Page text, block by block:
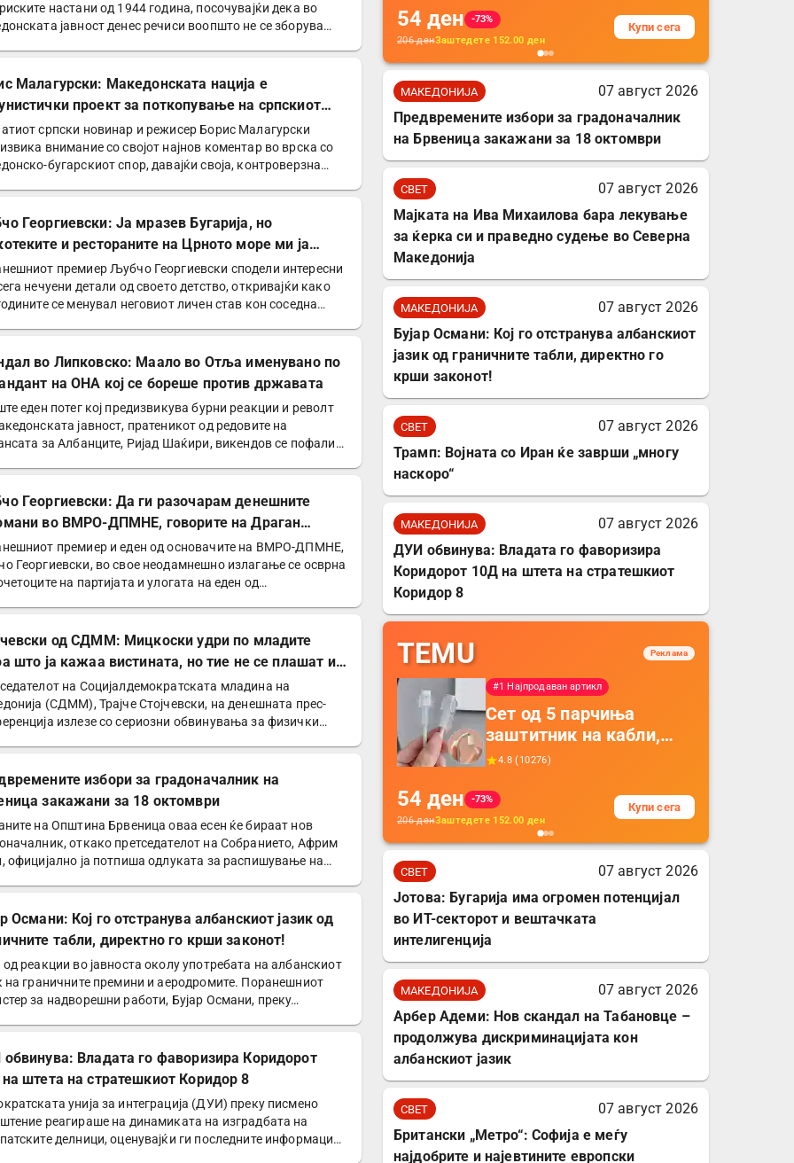
настани од 1944 година, посочувајќи дека во
јавност денес речиси воопшто не се зборува
Малагурски: Македонската нација е
проект за поткопување на српскиот
српски новинар и режисер Борис Малагурски
внимание со својот најнов коментар во врска со
бугарскиот спор, давајќи своја, контроверзна…
Георгиевски: Ја мразев Бугарија, но
и рестораните на Црното море ми ја
сликата
премиер Љубчо Георгиевски сподели интересни
нечуени детали од своето детство, откривајќи како
се менувал неговиот личен став кон соседна…
во Липковско: Маало во Отља именувано по
на ОНА кој се бореше против државата
еден потег кој предизвикува бурни реакции и револт
јавност, пратеникот од редовите на
за Албанците, Ријад Шаќири, викендов се пофали
Георгиевски: Да ги разочарам денешните
во ВМРО-ДПМНЕ, говорите на Драган
беа против Србославија
премиер и еден од основачите на ВМРО-ДПМНЕ,
Георгиевски, во свое неодамнешно излагање се осврна
на партијата и улогата на еден од…
од СДММ: Мицкоски удри по младите
што ја кажаа вистината, но тие не се плашат и
на Социјалдемократската младина на
(СДММ), Трајче Стојчевски, на денешната прес-
излезе со сериозни обвинувања за физички
избори за градоначалник на
закажани за 18 октомври
на Општина Брвеница оваа есен ќе бираат нов
откако претседателот на Собранието, Африм
официјално ја потпиша одлуката за распишување на…
Османи: Кој го отстранува албанскиот јазик од
табли, директно го крши законот!
од реакции во јавноста околу употребата на албанскиот
на граничните премини и аеродромите. Поранешниот
за надворешни работи, Бујар Османи, преку…
Владата го фаворизира Коридорот
штета на стратешкиот Коридор 8
унија за интеграција (ДУИ) преку писмено
реагираше на динамиката на изградбата на
делници, оценувајќи ги последните информации
додатоци за заштита на
кабли, без батерија, за
мобилни телефони,
комплет за заштита на
54 ден
-73%
206денЗаштедете 152.00 ден
Купи сега
МАКЕДОНИЈА
07 август 2026
Предвремените избори за градоначалник
на Брвеница закажани за 18 октомври
СВЕТ
07 август 2026
Мајката на Ива Михаилова бара лекување
за ќерка си и праведно судење во Северна
Македонија
МАКЕДОНИЈА
07 август 2026
Бујар Османи: Кој го отстранува албанскиот
јазик од граничните табли, директно го
крши законот!
СВЕТ
07 август 2026
Трамп: Војната со Иран ќе заврши „многу
наскоро“
МАКЕДОНИЈА
07 август 2026
ДУИ обвинува: Владата го фаворизира
Коридорот 10Д на штета на стратешкиот
Коридор 8
TEMU Реклама
#1 Најпродаван артикл
Сет од 5 парчиња
заштитник на кабли,
прекривка за заштита
додатоци за заштита на
кабли, без батерија, за
мобилни телефони,
комплет за заштита на
4.8 (10276)
54 ден
-73%
206денЗаштедете 152.00 ден
Купи сега
СВЕТ
07 август 2026
Јотова: Бугарија има огромен потенцијал
во ИТ-секторот и вештачката
интелигенција
МАКЕДОНИЈА
07 август 2026
Арбер Адеми: Нов скандал на Табановце –
продолжува дискриминацијата кон
албанскиот јазик
СВЕТ
07 август 2026
Британски „Метро“: Софија е меѓу
најдобрите и најевтините европски